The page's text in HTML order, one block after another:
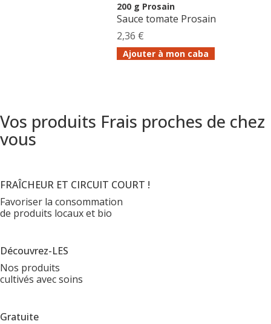
200 g Prosain
Sauce tomate Prosain
2,36 €
Ajouter à mon caba
Vos produits Frais proches de chez
vous
FRAÎCHEUR ET CIRCUIT COURT !
Favoriser la consommation
de produits locaux et bio
Découvrez-LES
Nos produits
cultivés avec soins
Gratuite